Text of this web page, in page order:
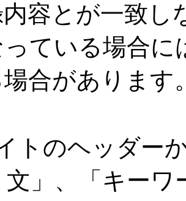
内容とが一致し
ている場合に
合があります
トのヘッダー
文」、「キーワ